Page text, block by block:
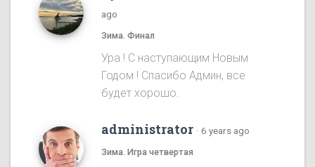
ago
Зима. Финал
Ура ! С наступающим Новым
Годом ! Спасибо Админ, все
будет хорошо.
administrator · 6 years ago
Зима. Игра четвертая